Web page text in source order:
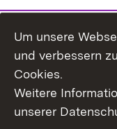
Um unsere
und verbessern
Cookies.
Weitere
unserer